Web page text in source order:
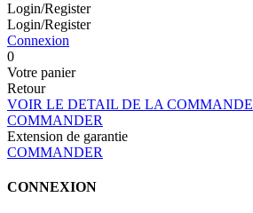
Login/Register
Login/Register
Connexion
0
Votre panier
Retour
VOIR LE DETAIL DE LA COMMANDE
COMMANDER
Extension de garantie
COMMANDER
CONNEXION